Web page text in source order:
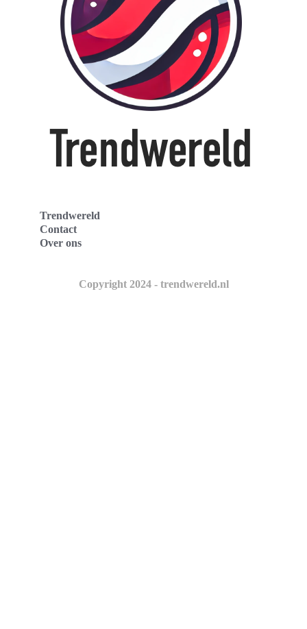
Trendwereld
Contact
Over ons
Copyright 2024 - trendwereld.nl